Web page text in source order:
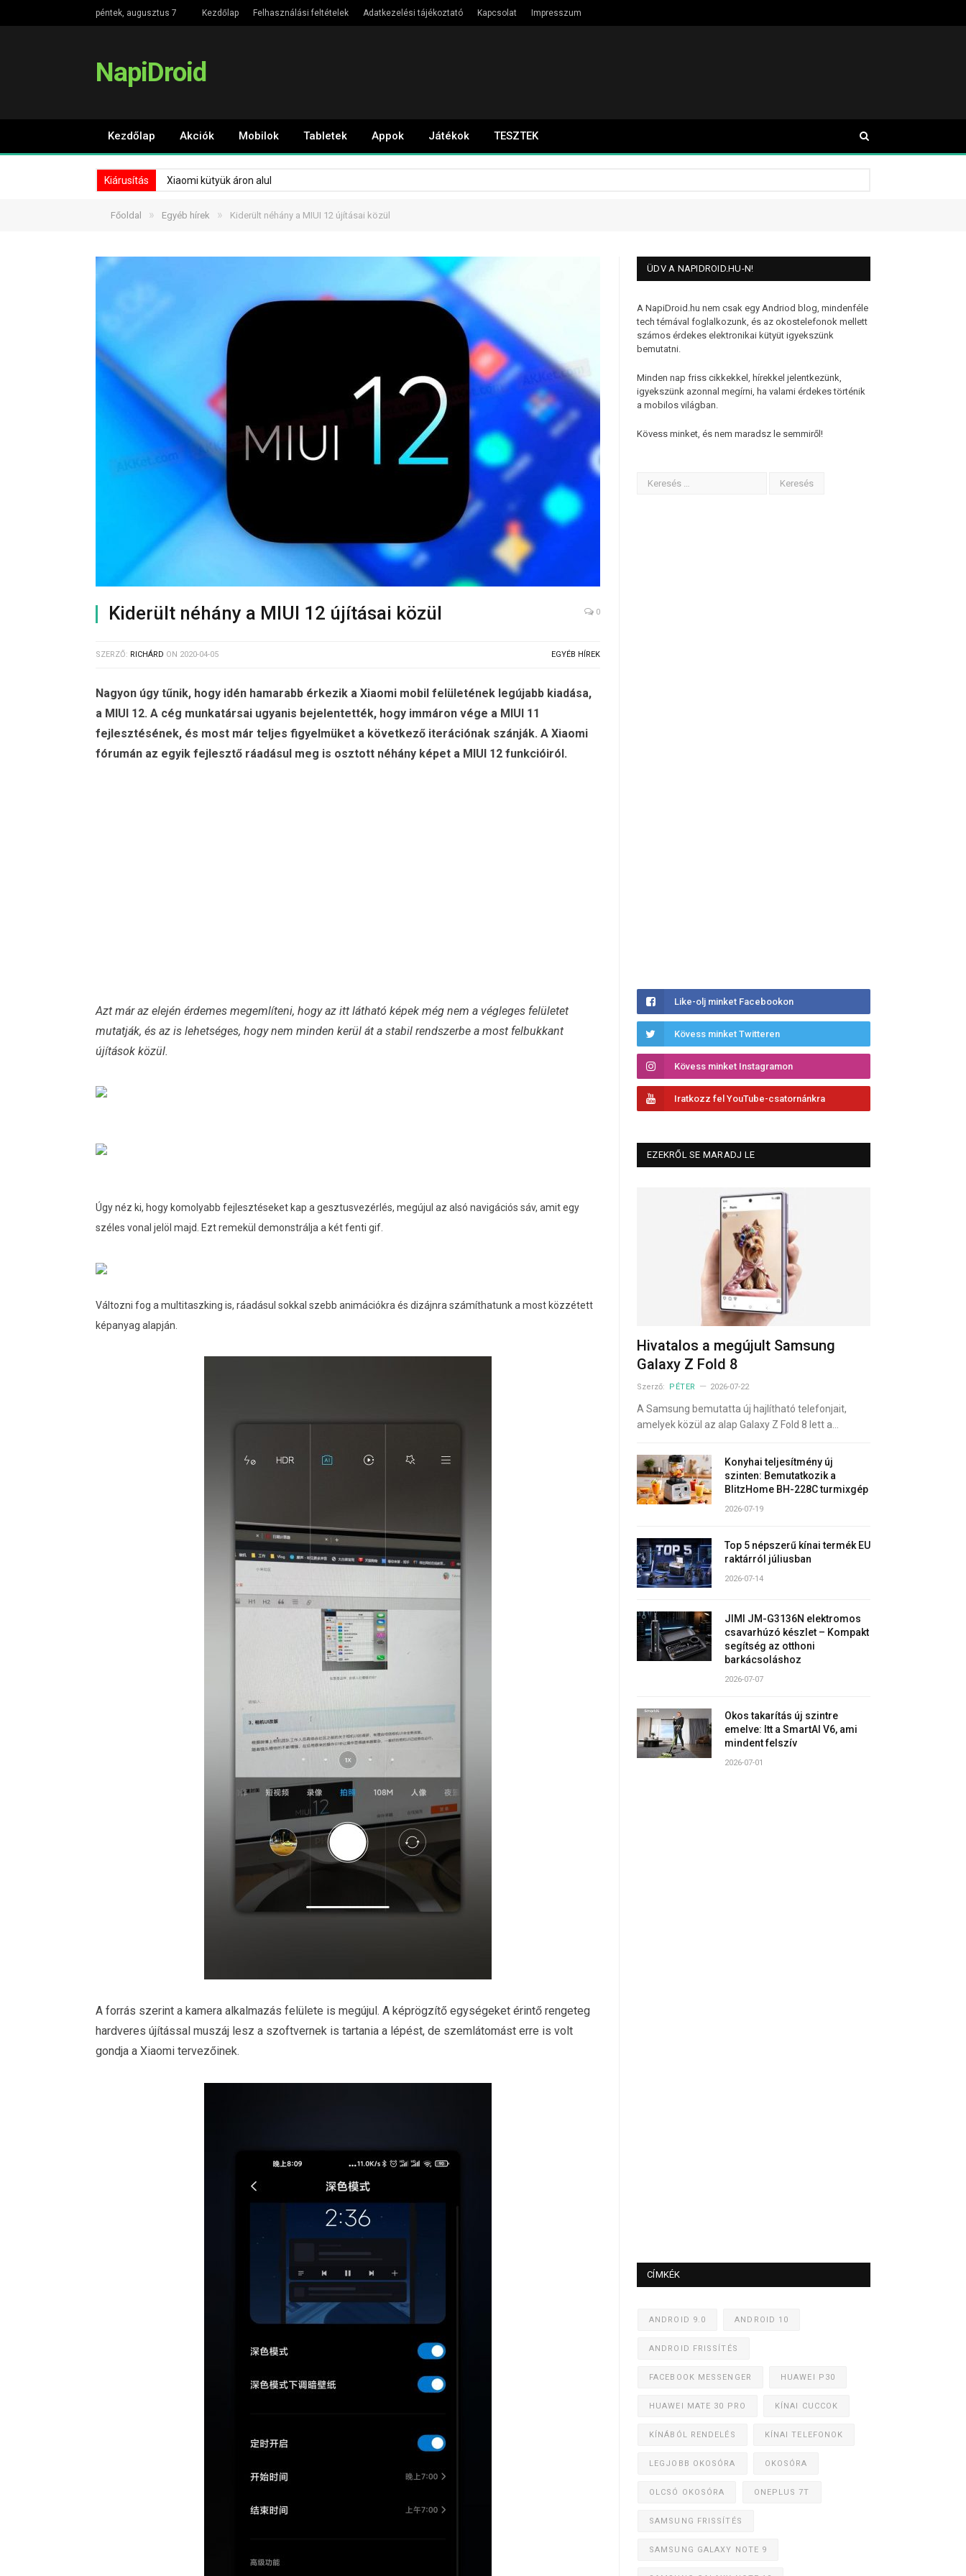
péntek, augusztus 7 Kezdőlap Felhasználási feltételek Adatkezelési tájékoztató Kapcsolat Impresszum
NapiDroid
Kezdőlap Akciók Mobilok Tabletek Appok Játékok TESZTEK
Kiárusítás Xiaomi kütyük áron alul
Főoldal » Egyéb hírek » Kiderült néhány a MIUI 12 újításai közül
Kiderült néhány a MIUI 12 újításai közül 0
SZERZŐ: RICHÁRD ON 2020-04-05 EGYÉB HÍREK
Nagyon úgy tűnik, hogy idén hamarabb érkezik a Xiaomi mobil felületének legújabb kiadása,
a MIUI 12. A cég munkatársai ugyanis bejelentették, hogy immáron vége a MIUI 11
fejlesztésének, és most már teljes figyelmüket a következő iterációnak szánják. A Xiaomi
fórumán az egyik fejlesztő ráadásul meg is osztott néhány képet a MIUI 12 funkcióiról.
Azt már az elején érdemes megemlíteni, hogy az itt látható képek még nem a végleges felületet
mutatják, és az is lehetséges, hogy nem minden kerül át a stabil rendszerbe a most felbukkant
újítások közül.
Úgy néz ki, hogy komolyabb fejlesztéseket kap a gesztusvezérlés, megújul az alsó navigációs sáv, amit egy
széles vonal jelöl majd. Ezt remekül demonstrálja a két fenti gif.
Változni fog a multitaszking is, ráadásul sokkal szebb animációkra és dizájnra számíthatunk a most közzétett
képanyag alapján.
A forrás szerint a kamera alkalmazás felülete is megújul. A képrögzítő egységeket érintő rengeteg
hardveres újítással muszáj lesz a szoftvernek is tartania a lépést, de szemlátomást erre is volt
gondja a Xiaomi tervezőinek.
ÜDV A NAPIDROID.HU-N!
A NapiDroid.hu nem csak egy Andriod blog, mindenféle
tech témával foglalkozunk, és az okostelefonok mellett
számos érdekes elektronikai kütyüt igyekszünk
bemutatni.
Minden nap friss cikkekkel, hírekkel jelentkezünk,
igyekszünk azonnal megírni, ha valami érdekes történik
a mobilos világban.
Kövess minket, és nem maradsz le semmiről!
Like-olj minket Facebookon
Kövess minket Twitteren
Kövess minket Instagramon
Iratkozz fel YouTube-csatornánkra
EZEKRŐL SE MARADJ LE
Hivatalos a megújult Samsung
Galaxy Z Fold 8
Szerző: PÉTER 2026-07-22
A Samsung bemutatta új hajlítható telefonjait,
amelyek közül az alap Galaxy Z Fold 8 lett a…
Konyhai teljesítmény új
szinten: Bemutatkozik a
BlitzHome BH-228C turmixgép
2026-07-19
Top 5 népszerű kínai termék EU
raktárról júliusban
2026-07-14
JIMI JM-G3136N elektromos
csavarhúzó készlet – Kompakt
segítség az otthoni
barkácsoláshoz
2026-07-07
Okos takarítás új szintre
emelve: Itt a SmartAI V6, ami
mindent felszív
2026-07-01
CÍMKÉK
ANDROID 9.0 ANDROID 10
ANDROID FRISSÍTÉS
FACEBOOK MESSENGER HUAWEI P30
HUAWEI MATE 30 PRO KÍNAI CUCCOK
KÍNÁBÓL RENDELÉS KÍNAI TELEFONOK
LEGJOBB OKOSÓRA OKOSÓRA
OLCSÓ OKOSÓRA ONEPLUS 7T
SAMSUNG FRISSÍTÉS
SAMSUNG GALAXY NOTE 9